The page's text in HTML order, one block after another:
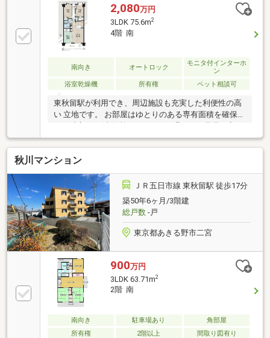
浄便座、節水型トイレ、通風良好、全居室フローリン
グ、全居室６畳以上、エレベーター、宅配ボックス
2,080万円
3LDK 75.6m2
4階 南
南向き オートロック
モニタ付インターホ
ン
浴室乾燥機
所有権 ペット相談可
東秋留駅が利用でき、周辺施設も充実した利便性の高
い 立地です。 お部屋はゆとりのある専有面積を確保
る追焚機能など 快適な設備が整っています。
秋川マンション
ＪＲ五日市線 東秋留駅 徒歩17分
築50年6ヶ月/3階建
総戸数-戸
東京都あきる野市二宮
900万円
3LDK 63.71m2
2階 南
南向き 駐車場あり
角部屋
所有権
2階以上 間取り図有り